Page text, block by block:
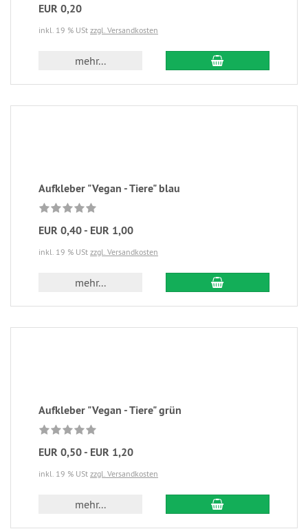
EUR 0,20
inkl. 19 % USt zzgl. Versandkosten
mehr...
Aufkleber "Vegan - Tiere" blau
EUR 0,40 - EUR 1,00
inkl. 19 % USt zzgl. Versandkosten
mehr...
Aufkleber "Vegan - Tiere" grün
EUR 0,50 - EUR 1,20
inkl. 19 % USt zzgl. Versandkosten
mehr...